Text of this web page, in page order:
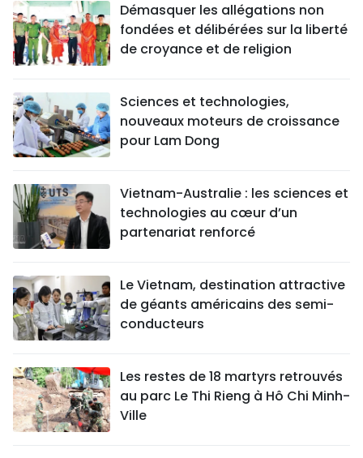
Démasquer les allégations non
fondées et délibérées sur la liberté
de croyance et de religion
Sciences et technologies,
nouveaux moteurs de croissance
pour Lam Dong
Vietnam-Australie : les sciences et
technologies au cœur d’un
partenariat renforcé
Le Vietnam, destination attractive
de géants américains des semi-
conducteurs
Les restes de 18 martyrs retrouvés
au parc Le Thi Rieng à Hô Chi Minh-
Ville